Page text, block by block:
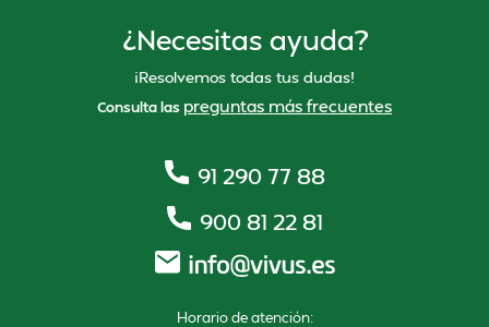
¿Necesitas ayuda?
¡Resolvemos todas tus dudas!
Consulta las preguntas más frecuentes
91 290 77 88
900 81 22 81
Horario de atención: